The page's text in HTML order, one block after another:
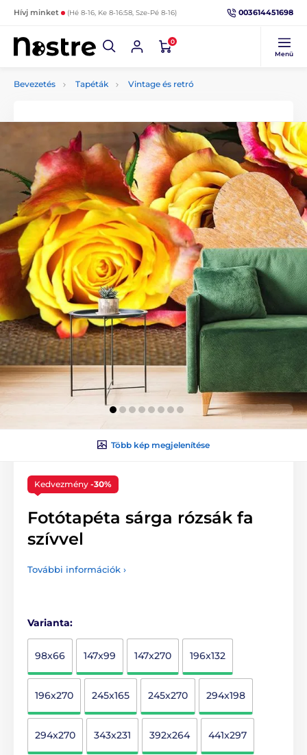
Hívj minket (Hé 8-16, Ke 8-16:58, Sze-Pé 8-16) 003614451698
0
Menü
Bevezetés Tapéták Vintage és retró
Több kép megjelenítése
Kedvezmény -30%
Fotótapéta sárga rózsák fa
szívvel
További információk ›
Varianta:
98x66 147x99 147x270 196x132
196x270 245x165 245x270 294x198
294x270 343x231 392x264 441x297